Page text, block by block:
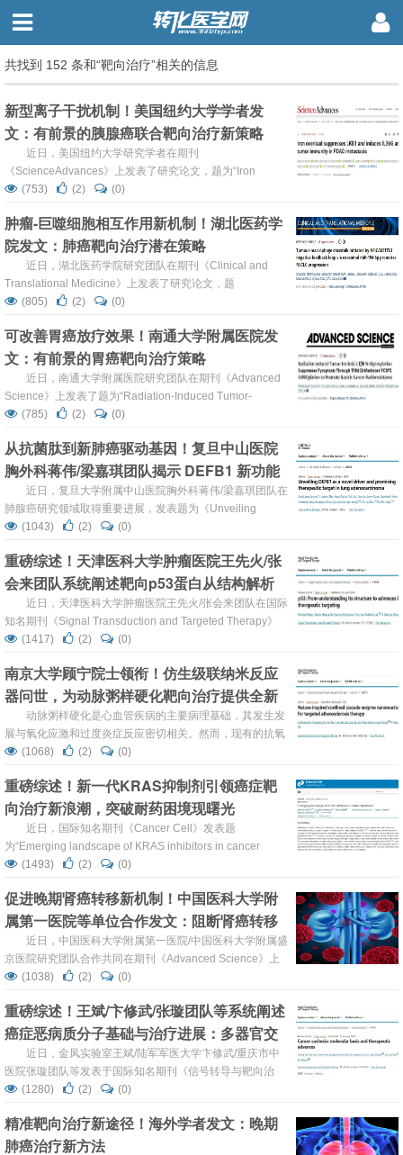
共找到 152 条和“靶向治疗”相关的信息
新型离子干扰机制！美国纽约大学学者发
文：有前景的胰腺癌联合靶向治疗新策略
近日，美国纽约大学研究学者在期刊
《ScienceAdvances》上发表了研究论文，题为“Iron
overload suppresses LKB1 and induces IL36G anti-tumor
基于CRISPR的基因筛选技术，在胰腺导管腺癌（PDA）肝
转移模型中鉴定出新的、或许可靶向的脆弱性。FTH...
(753) (2) (0)
肿瘤-巨噬细胞相互作用新机制！湖北医药学
院发文：肺癌靶向治疗潜在策略
近日，湖北医药学院研究团队在期刊《Clinical and
Translational Medicine》上发表了研究论文，题
为“Tumour-macrophage crosstalk initiated by
194-5p promotes NSCLC progression”，本研究中...
(805) (2) (0)
可改善胃癌放疗效果！南通大学附属医院发
文：有前景的胃癌靶向治疗策略
近日，南通大学附属医院研究团队在期刊《Advanced
Science》上发表了题为“Radiation-Induced Tumor-
Intrinsic LTβR N-Glycosylation Suppresses Pyroptosis
Promote Gastric Cancer Radioresi...
(785) (2) (0)
从抗菌肽到新肺癌驱动基因！复旦中山医院
胸外科蒋伟/梁嘉琪团队揭示 DEFB1 新功能
与靶向治疗潜力
近日，复旦大学附属中山医院胸外科蒋伟/梁嘉琪团队在
肺腺癌研究领域取得重要进展，发表题为《Unveiling
DEFB1 as a Novel Driver and Promising Therapeutic
过全基因组CRISPR筛选、多组学整合分析及抗体转化研
究，首次系统揭示抗菌肽DEFB1在肺腺癌中的致癌作用...
(1043) (2) (0)
重磅综述！天津医科大学肿瘤医院王先火/张
会来团队系统阐述靶向p53蛋白从结构解析
到靶向治疗的最新进展
近日，天津医科大学肿瘤医院王先火/张会来团队在国际
知名期刊《Signal Transduction and Targeted Therapy》
发表的一篇重磅综述：系统阐述了靶向p53蛋白从结构解析
名为TP53的基因因其在超过半数恶性肿瘤中发生突变，长
期占据着肿瘤学研究与药物开发舞台的中央。其编码的p53
蛋白，作为基因组的“守护者”，在调控细...
(1417) (2) (0)
南京大学顾宁院士领衔！仿生级联纳米反应
器问世，为动脉粥样硬化靶向治疗提供全新
策略动脉粥样硬化是心血管疾病的主要病理基础，其发生发
展与氧化应激和过度炎症反应密切相关。然而，现有的抗氧
化和抗炎疗法在临床转化中面临诸多瓶颈。近日，南京大学
刊《Signal Transduction and Targeted Therapy》的最新
研究：研究团队开发了一种受自然界多酶复合体启发的级联
纳米反应器，该平台能精准靶向动脉粥样硬化斑块，...
(1068) (2) (0)
重磅综述！新一代KRAS抑制剂引领癌症靶
向治疗新浪潮，突破耐药困境现曙光
近日，国际知名期刊《Cancer Cell》发表题
为“Emerging landscape of KRAS inhibitors in cancer
treatment”重磅综述：系统回顾了KRAS抑制剂在癌症治疗
sotorasib和adagrasib的获批，RAS靶向治疗终于打破“不可
成药”魔咒，为全球20%的RAS突变癌症患者带来希望。然...
(1493) (2) (0)
促进晚期肾癌转移新机制！中国医科大学附
属第一医院等单位合作发文：阻断肾癌转移
级联反应的靶向治疗新策略
近日，中国医科大学附属第一医院/中国医科大学附属盛
京医院研究团队合作共同在期刊《Advanced Science》上
发表了题为“The FOXC2-LAMA4 Axis Orchestrates
Formation to Drive Metastatic Cascade in Renal Cel...
(1038) (2) (0)
重磅综述！王斌/卞修武/张璇团队等系统阐述
癌症恶病质分子基础与治疗进展：多器官交
互作用与靶向治疗成关键
近日，金凤实验室王斌/陆军军医大学卞修武/重庆市中
医院张璇团队等发表于国际知名期刊《信号转导与靶向治
疗》（Signal Transduction and Targeted Therapy，
and therapeutic advances》的重磅综述：系统阐述癌症恶
病质分子基础与治疗进展，指出这一影响...
(1280) (2) (0)
精准靶向治疗新途径！海外学者发文：晚期
肺癌治疗新方法